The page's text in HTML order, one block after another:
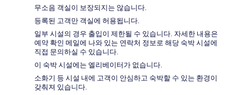
무소음 객실이 보장되지는 않습니다.
등록된 고객만 객실에 허용됩니다.
일부 시설의 경우 출입이 제한될 수 있습니다. 자세한 내용은
예약 확인 메일에 나와 있는 연락처 정보로 해당 숙박 시설에
직접 문의하실 수 있습니다.
이 숙박 시설에는 엘리베이터가 없습니다.
소화기 등 시설 내에 고객이 안심하고 숙박할 수 있는 환경이
갖춰져 있습니다.